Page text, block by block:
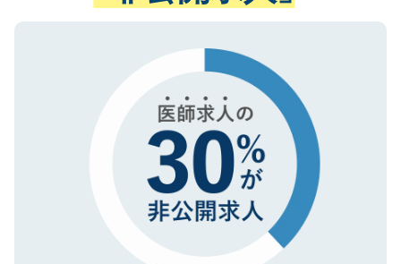
ご登録いただいた個人情報は、SSL（デー
で、機密保持に関してもご安心ください。
ない方には、長期的なサポートが可能です
ので、まずはご登録ください。